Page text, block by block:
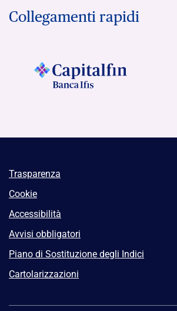
Collegamenti rapidi
Trasparenza
Cookie
Accessibilità
Avvisi obbligatori
Piano di Sostituzione degli Indici
Cartolarizzazioni